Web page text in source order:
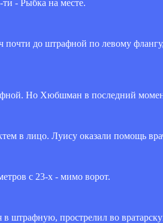
- Рыбка на месте.
почти до штрафной по левому
Но Хюбшман в последний
в лицо. Луису оказали помощь
с 23-х - мимо ворот.
в штрафную, прострелил во